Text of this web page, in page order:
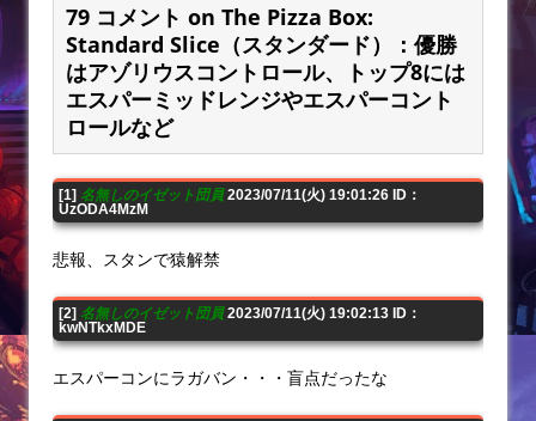
79 コメント on The Pizza Box:
Standard Slice（スタンダード）：優勝
はアゾリウスコントロール、トップ8には
エスパーミッドレンジやエスパーコント
ロールなど
[1] 名無しのイゼット団員2023/07/11(火) 19:01:26 ID：
UzODA4MzM
悲報、スタンで猿解禁
[2] 名無しのイゼット団員2023/07/11(火) 19:02:13 ID：
kwNTkxMDE
エスパーコンにラガバン・・・盲点だったな